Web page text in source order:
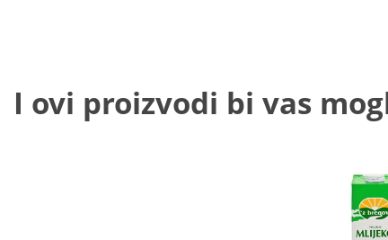
I ovi proizvodi bi vas